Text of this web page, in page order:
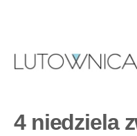
4 niedziela